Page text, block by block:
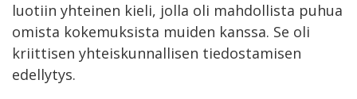
luotiin yhteinen kieli, jolla oli mahdollista puhua
omista kokemuksista muiden kanssa. Se oli
kriittisen yhteiskunnallisen tiedostamisen
edellytys.